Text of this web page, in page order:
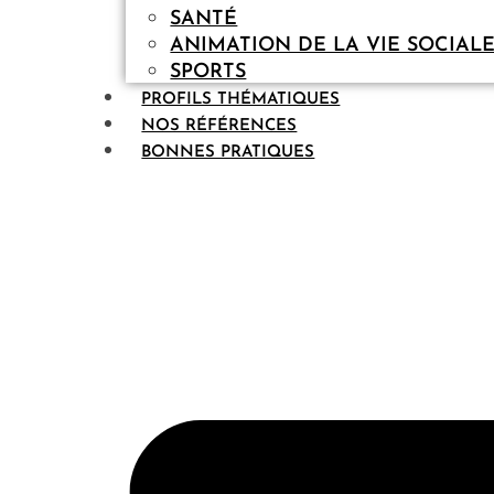
SANTÉ
ANIMATION DE LA VIE
SPORTS
PROFILS THÉMATIQUES
NOS RÉFÉRENCES
BONNES PRATIQUES